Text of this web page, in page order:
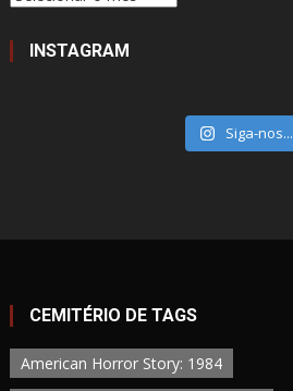
INSTAGRAM
Siga-nos...
CEMITÉRIO DE TAGS
American Horror Story: 1984